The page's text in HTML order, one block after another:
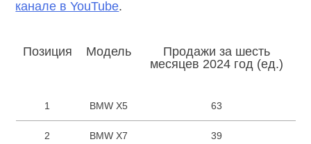
канале в YouTube.
Позиция Модель
Продажи за шесть
месяцев 2024 год (ед.)
1 BMW X5 63
2 BMW X7 39